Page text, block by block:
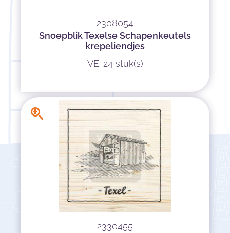
2308054
Snoepblik Texelse Schapenkeutels
krepeliendjes
VE: 24 stuk(s)
2330455